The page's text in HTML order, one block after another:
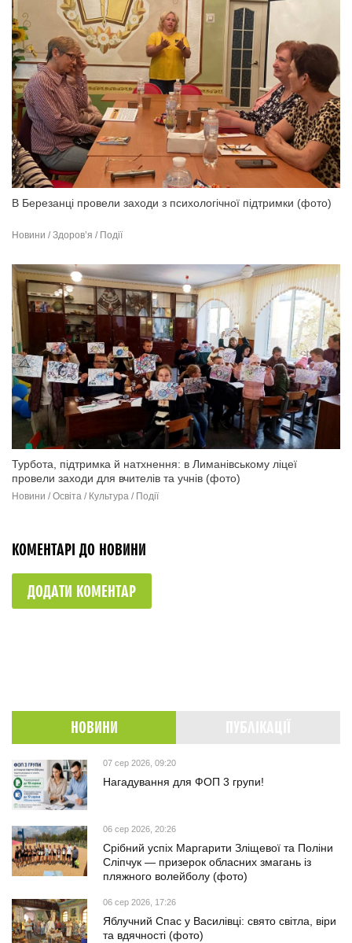
В Березанці провели заходи з психологічної підтримки (фото)
Новини / Здоров’я / Події
Турбота, підтримка й натхнення: в Лиманівському ліцеї
провели заходи для вчителів та учнів (фото)
Новини / Освіта / Культура / Події
КОМЕНТАРІ ДО НОВИНИ
ДОДАТИ КОМЕНТАР
НОВИНИ
07 сер 2026, 09:20
Нагадування для ФОП 3 групи!
06 сер 2026, 20:26
Срібний успіх Маргарити Зліщевої та Поліни
Сліпчук — призерок обласних змагань із
пляжного волейболу (фото)
06 сер 2026, 17:26
Яблучний Спас у Василівці: свято світла, віри
та вдячності (фото)